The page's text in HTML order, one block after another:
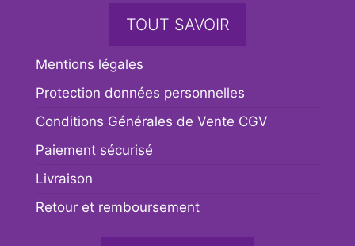
TOUT SAVOIR
Mentions légales
Protection données personnelles
Conditions Générales de Vente CGV
Paiement sécurisé
Livraison
Retour et remboursement